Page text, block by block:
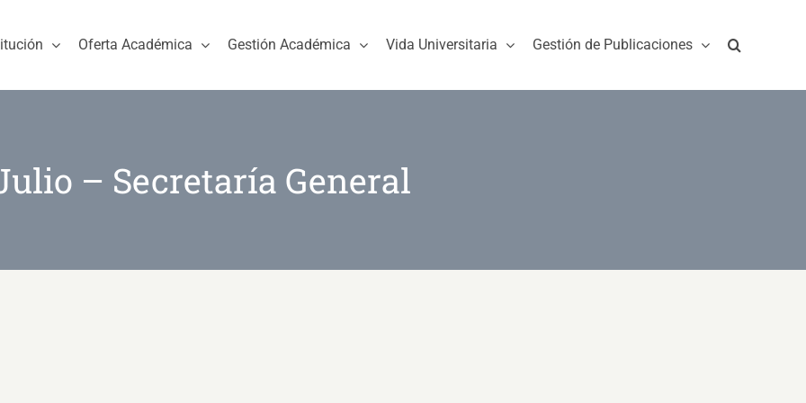
Oferta Académica Gestión Académica Vida Universitaria Gestión de Publicaciones
– Secretaría General